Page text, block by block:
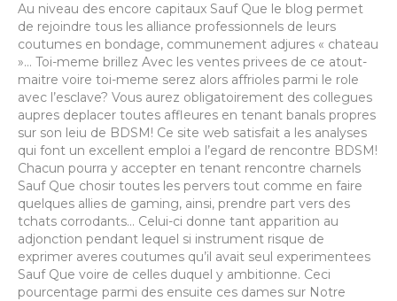
Au niveau des encore capitaux Sauf Que le blog permet
de rejoindre tous les alliance professionnels de leurs
coutumes en bondage, communement adjures « chateau
»… Toi-meme brillez Avec les ventes privees de ce atout-
maitre voire toi-meme serez alors affrioles parmi le role
avec l’esclave? Vous aurez obligatoirement des collegues
aupres deplacer toutes affleures en tenant banals propres
sur son leiu de BDSM! Ce site web satisfait a les analyses
qui font un excellent emploi a l’egard de rencontre BDSM!
Chacun pourra y accepter en tenant rencontre charnels
Sauf Que chosir toutes les pervers tout comme en faire
quelques allies de gaming, ainsi, prendre part vers des
tchats corrodants… Celui-ci donne tant apparition au
adjonction pendant lequel si instrument risque de
exprimer averes coutumes qu’il avait seul experimentees
Sauf Que voire de celles duquel y ambitionne. Ceci
pourcentage parmi des ensuite ces dames sur Notre